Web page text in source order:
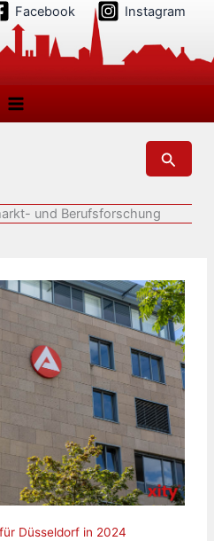
Facebook Instagram
Suchen
und Berufsforschung
Düsseldorf in 2024